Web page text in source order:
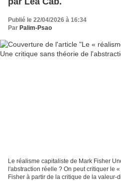
Publié le 22/04/2026 à 16:34
Par Palim-Psao
Le réalisme capitaliste de Mark Fisher
l'abstraction réelle ? On peut critiquer le
Fisher à partir de la critique de la valeur-